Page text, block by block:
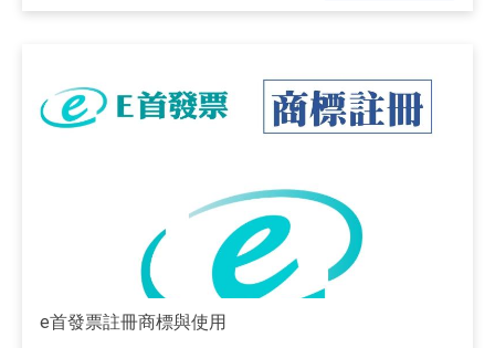
e首發票註冊商標與使用